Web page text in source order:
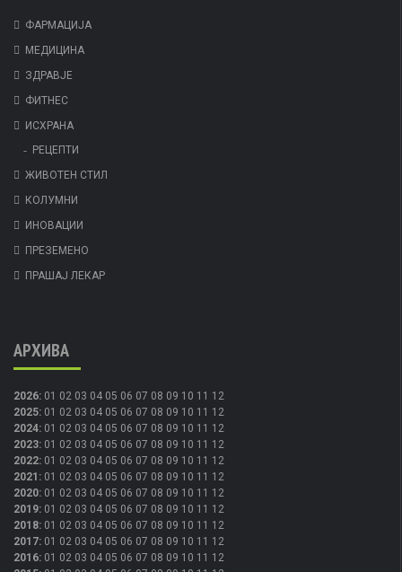
ФАРМАЦИЈА
МЕДИЦИНА
ЗДРАВЈЕ
ФИТНЕС
ИСХРАНА
РЕЦЕПТИ
ЖИВОТЕН СТИЛ
КОЛУМНИ
ИНОВАЦИИ
ПРЕЗЕМЕНО
ПРАШАЈ ЛЕКАР
АРХИВА
2026: 01 02 03 04 05 06 07 08 09 10 11 12
2025: 01 02 03 04 05 06 07 08 09 10 11 12
2024: 01 02 03 04 05 06 07 08 09 10 11 12
2023: 01 02 03 04 05 06 07 08 09 10 11 12
2022: 01 02 03 04 05 06 07 08 09 10 11 12
2021 : 01 02 03 04 05 06 07 08 09 10 11 12
2020: 01 02 03 04 05 06 07 08 09 10 11 12
2019: 01 02 03 04 05 06 07 08 09 10 11 12
2018: 01 02 03 04 05 06 07 08 09 10 11 12
2017: 01 02 03 04 05 06 07 08 09 10 11 12
2016: 01 02 03 04 05 06 07 08 09 10 11 12